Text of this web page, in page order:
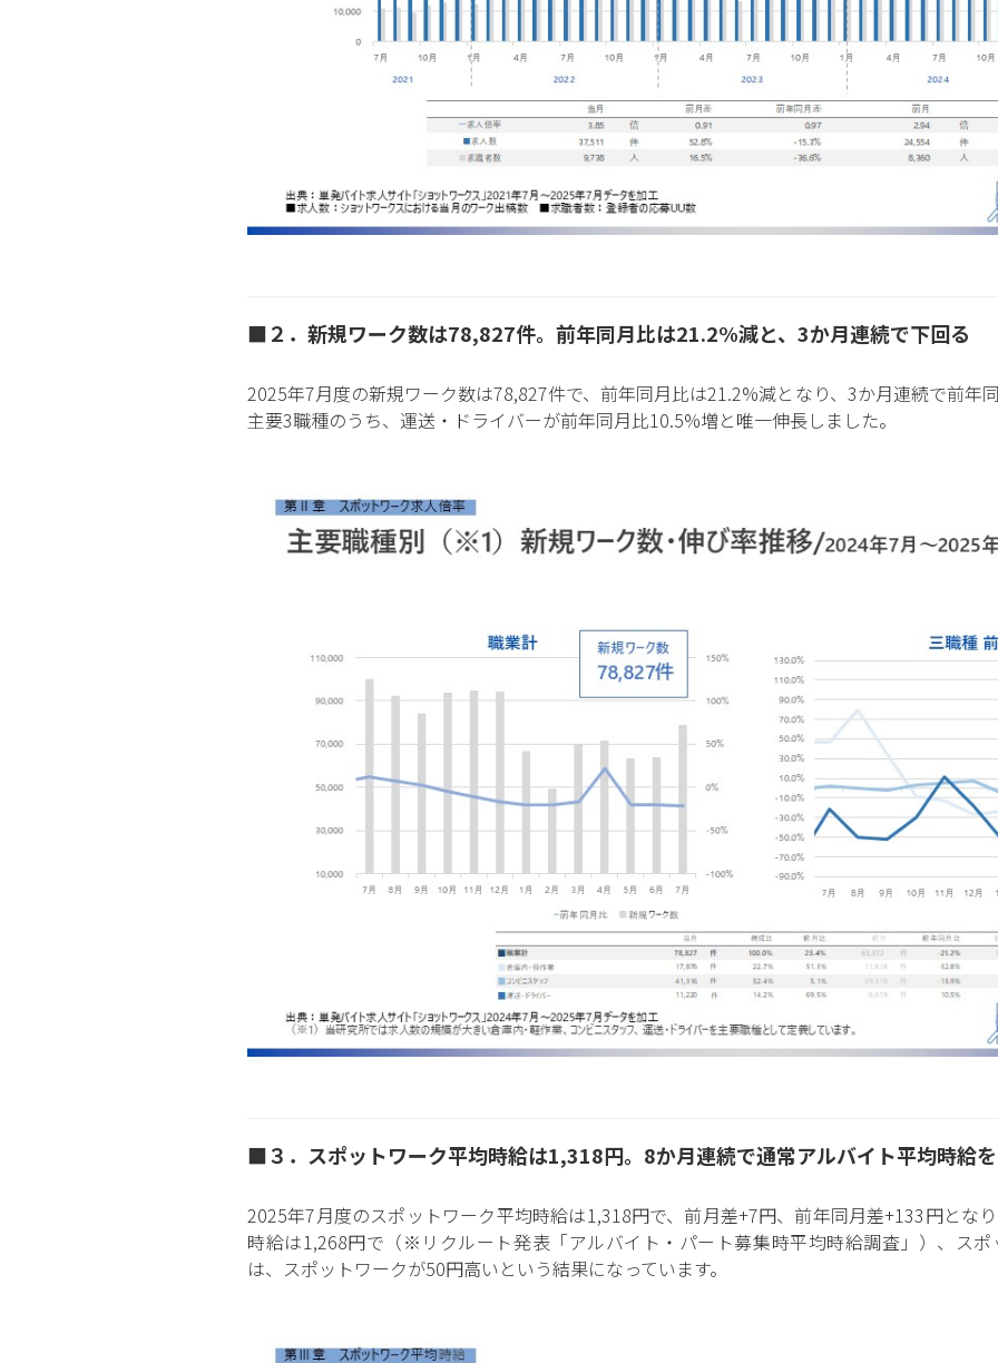
■２．新規ワーク数は78,827件。前年同月比は21.2%減と、3か月連続で下回る
2025年7月度の新規ワーク数は78,827件で、前年同月比は21.2%減となり、3か月連続で前年
主要3職種のうち、運送・ドライバーが前年同月比10.5%増と唯一伸長しました。
■３．スポットワーク平均時給は1,318円。8か月連続で通常アルバイト平均時給
2025年7月度のスポットワーク平均時給は1,318円で、前月差+7円、前年同月差+133円とな
時給は1,268円で（※リクルート発表「アルバイト・パート募集時平均時給調査」）、ス
は、スポットワークが50円高いという結果になっています。